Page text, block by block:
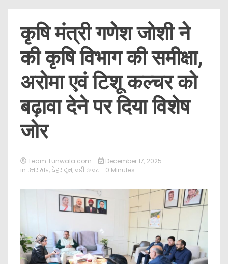
कृषि मंत्री गणेश जोशी ने
की कृषि विभाग की समीक्षा,
अरोमा एवं टिशू कल्चर को
बढ़ावा देने पर दिया विशेष
जोर
Team Tunwala.com
December 17, 2025
in उत्तराखंड,देहरादून,बड़ी खबर - 0 Minutes